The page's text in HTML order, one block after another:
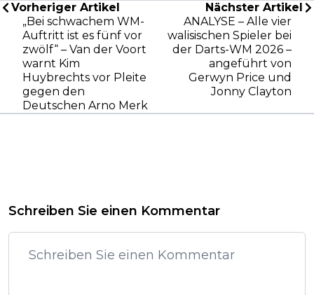
Vorheriger Artikel
„Bei schwachem WM-
Auftritt ist es fünf vor
zwölf“ – Van der Voort
warnt Kim
Huybrechts vor Pleite
gegen den
Deutschen Arno Merk
Nächster Artikel
ANALYSE – Alle vier
walisischen Spieler bei
der Darts-WM 2026 –
angeführt von
Gerwyn Price und
Jonny Clayton
Schreiben Sie einen Kommentar